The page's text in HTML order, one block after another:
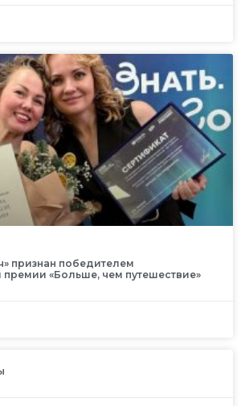
признан победителем
«Больше, чем путешествие»